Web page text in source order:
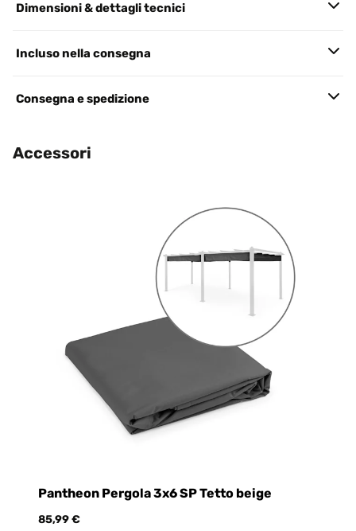
Dimensioni & dettagli tecnici
Incluso nella consegna
Consegna e spedizione
Accessori
Pantheon Pergola 3x6 SP Tetto beige
85,99 €